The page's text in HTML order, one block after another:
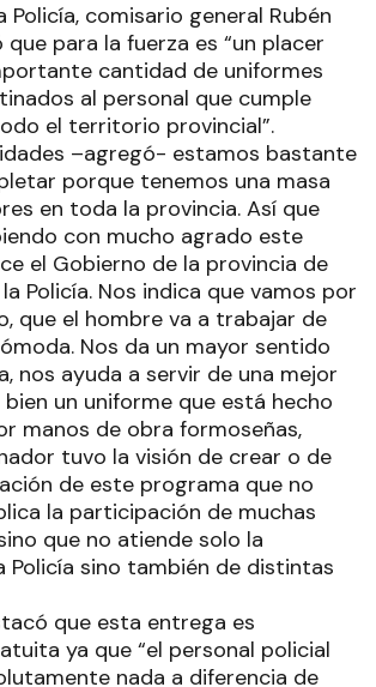
Policía, comisario general Rubén
que para la fuerza es “un placer
cantidad de uniformes
al personal que cumple
el territorio provincial”.
–agregó- estamos bastante
porque tenemos una masa
en toda la provincia. Así que
con mucho agrado este
el Gobierno de la provincia de
Policía. Nos indica que vamos por
que el hombre va a trabajar de
Nos da un mayor sentido
nos ayuda a servir de una mejor
un uniforme que está hecho
manos de obra formoseñas,
tuvo la visión de crear o de
de este programa que no
la participación de muchas
que no atiende solo la
Policía sino también de distintas
que esta entrega es
ya que “el personal policial
nada a diferencia de